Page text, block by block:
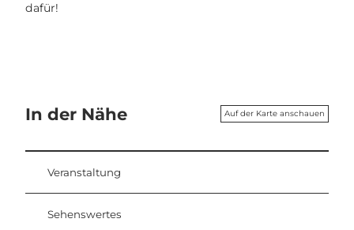
dafür!
In der Nähe Auf der Karte anschauen
Veranstaltung
Sehenswertes